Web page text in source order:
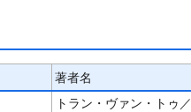
著者名
トラン・ヴァン・トゥ